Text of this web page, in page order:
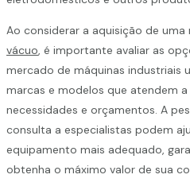
Ao considerar a aquisição de uma
vácuo, é importante avaliar as
mercado de máquinas industriais
marcas e modelos que atendem
necessidades e orçamentos. A
consulta a especialistas podem
equipamento mais adequado,
obtenha o máximo valor de sua